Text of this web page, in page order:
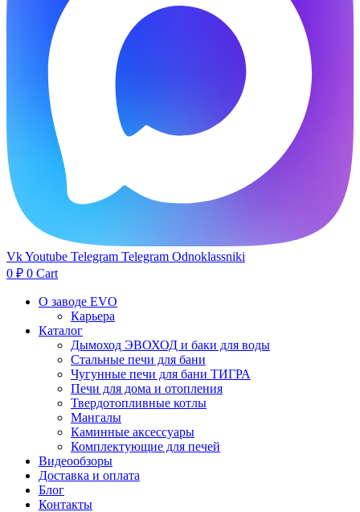
VkYoutube Telegram Telegram Odnoklassniki
0 ₽ 0 Cart
О заводе EVO
Карьера
Каталог
Дымоход ЭВОХОД и баки для воды
Стальные печи для бани
Чугунные печи для бани ТИГРА
Печи для дома и отопления
Твердотопливные котлы
Мангалы
Каминные аксессуары
Комплектующие для печей
Видеообзоры
Доставка и оплата
Блог
Контакты